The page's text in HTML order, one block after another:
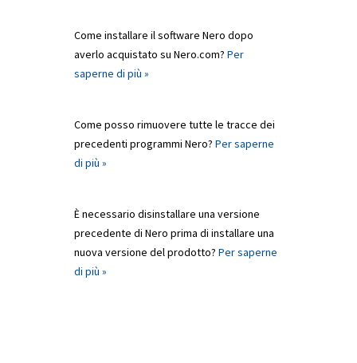
Come installare il software Nero dopo
averlo acquistato su Nero.com? Per
saperne di più »
Come posso rimuovere tutte le tracce dei
precedenti programmi Nero? Per saperne
di più »
È necessario disinstallare una versione
precedente di Nero prima di installare una
nuova versione del prodotto? Per saperne
di più »